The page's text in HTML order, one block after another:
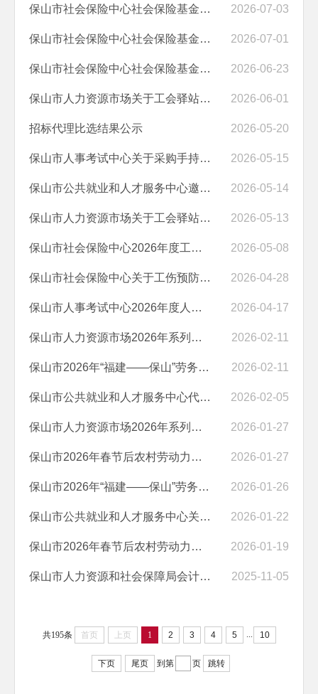
保山市社会保险中心社会保险基金内部审计服务（二次）竞争性磋商公告 2026-07-03
保山市社会保险中心社会保险基金内部审计服务采购流标公告 2026-07-01
保山市社会保险中心社会保险基金内部审计服务竞争性磋商公告 2026-06-23
保山市人力资源市场关于工会驿站建设的询价中标（成交）公告 2026-06-01
招标代理比选结果公示 2026-05-20
保山市人事考试中心关于采购手持式金属探测仪询价邀请函 2026-05-15
保山市公共就业和人才服务中心邀请比选在校大学生培训项目招标代理机构... 2026-05-14
保山市人力资源市场关于工会驿站建设的询价函 2026-05-13
保山市社会保险中心2026年度工伤预防宣传培训项目采购委托代理机构选取... 2026-05-08
保山市社会保险中心关于工伤预防宣传培训项目采购委托代理机构选取的公告 2026-04-28
保山市人事考试中心2026年度人事考试服务项目询价邀请函 2026-04-17
保山市人力资源市场2026年系列招聘活动成交结果公告 2026-02-11
保山市2026年“福建——保山”劳务协作招聘活动服务项目成交结果公告 2026-02-11
保山市公共就业和人才服务中心代理记账服务项目成交结果公告 2026-02-05
保山市人力资源市场2026年系列招聘活动服务项目竞争性磋商公告 2026-01-27
保山市2026年春节后农村劳动力转移输出集中欢送物资采购项自成交结果公... 2026-01-27
保山市2026年“福建——保山”劳务协作招聘活动服务项目竞争性磋商公告 2026-01-26
保山市公共就业和人才服务中心关于代理记账服务的采购询价函 2026-01-22
保山市2026年春节后农村劳动力转移输出集中欢送物资采购询价公告 2026-01-19
​保山市人力资源和社会保障局会计代理服务成交结果公告 2025-11-05
共195条 首页 上页 1 2 3 4 5 ... 10
下页 尾页 到第 页 跳转